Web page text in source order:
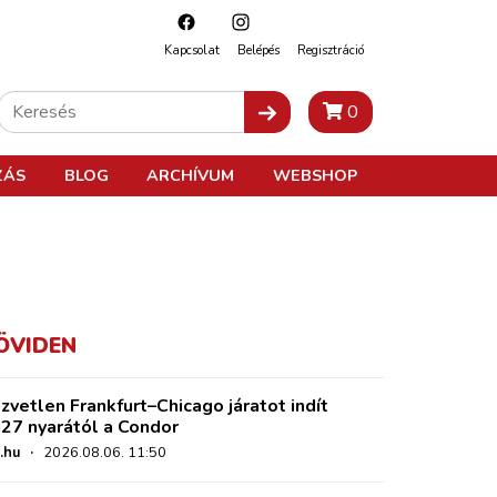
Kapcsolat Belépés Regisztráció
0
BLOG ARCHÍVUM WEBSHOP
Frankfurt–Chicago járatot indít
nyarától a Condor
· 2026.08.06. 11:50